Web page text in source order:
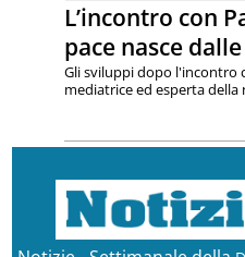
L’incontro con
pace nasce
Gli sviluppi dopo l'incontro
mediatrice ed esperta della